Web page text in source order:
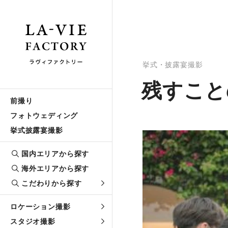
前撮り
フォトウェディング
挙式披露宴撮影
国内エリアから探す
海外エリアから探す
こだわりから探す
ロケーション撮影
スタジオ撮影
挙式・披露宴撮影
残すこ